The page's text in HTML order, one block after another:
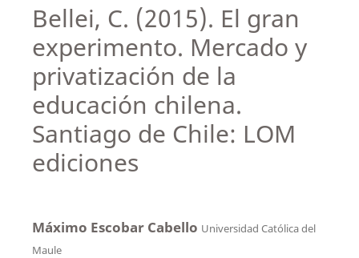
Bellei, C. (2015). El gran
experimento. Mercado y
privatización de la
educación chilena.
Santiago de Chile: LOM
ediciones
Máximo Escobar Cabello Universidad Católica del
Maule